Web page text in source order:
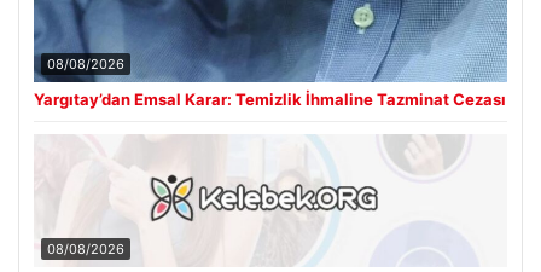
08/08/2026
Yargıtay’dan Emsal Karar: Temizlik İhmaline Tazminat Cezası
08/08/2026